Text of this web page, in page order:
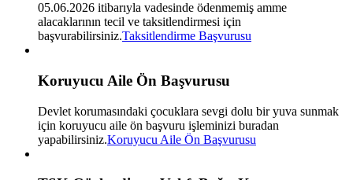
05.06.2026 itibarıyla vadesinde ödenmemiş amme
alacaklarının tecil ve taksitlendirmesi için
başvurabilirsiniz.Taksitlendirme Başvurusu
Koruyucu Aile Ön Başvurusu
Devlet korumasındaki çocuklara sevgi dolu bir yuva sunmak
için koruyucu aile ön başvuru işleminizi buradan
yapabilirsiniz.Koruyucu Aile Ön Başvurusu